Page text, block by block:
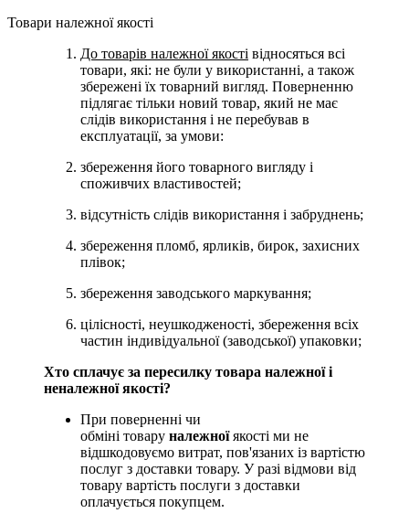
Товари належної якості
До товарів належної якості відносяться всі
товари, які: не були у використанні, а також
збережені їх товарний вигляд. Поверненню
підлягає тільки новий товар, який не має
слідів використання і не перебував в
експлуатації, за умови:
збереження його товарного вигляду і
споживчих властивостей;
відсутність слідів використання і забруднень;
збереження пломб, ярликів, бирок, захисних
плівок;
збереження заводського маркування;
цілісності, неушкодженості, збереження всіх
частин індивідуальної (заводської) упаковки;
Хто сплачує за пересилку товара належної і
неналежної якості?
При поверненні чи
обміні товару належноїякості ми не
відшкодовуємо витрат, пов'язаних із вартістю
послуг з доставки товару. У разі відмови від
товару вартість послуги з доставки
оплачується покупцем.